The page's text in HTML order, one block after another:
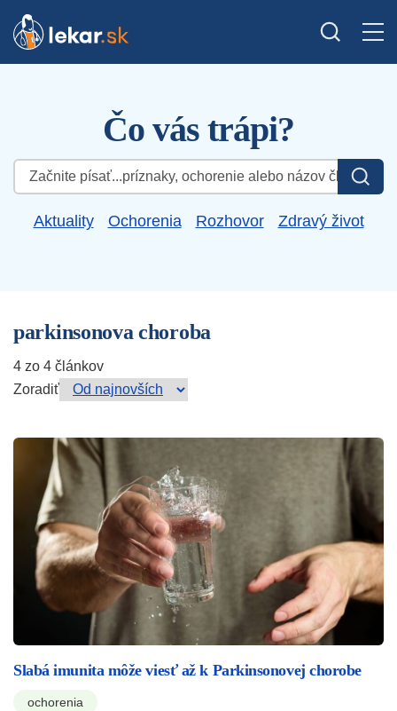
Čo vás trápi?
Hľadať:
Aktuality Ochorenia Rozhovor Zdravý život
parkinsonova choroba
4 zo 4 článkov
Zoradiť
Slabá imunita môže viesť až k Parkinsonovej chorobe
ochorenia